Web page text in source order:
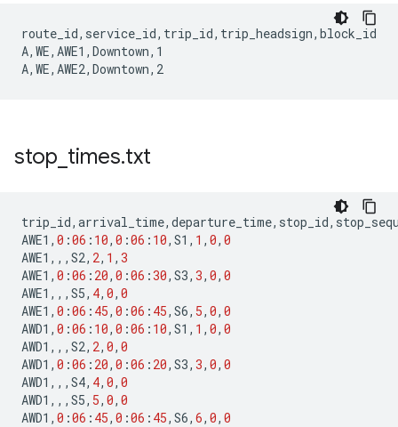
route_id,service_id,trip_id,trip_headsign,block_id
A,WE,AWE1,Downtown,1
stop times.txt
trip_id, arrival_time, departure_time, stop_id,
AWE1 , 0 :06 : 10, 0 :06 : 10, S1 , 1 , 0, 0
AWE1 ,,, S2, 2, 1 , 3
AWE1 , 0 :06 : 20, 0 :06 :30, S3, 3, 0, 0
AWE1 ,,, S5, 4, 0, 0
AWE1 , 0 :06 : 45, 0 :06 : 45, S6, 5, 0, 0
AWD1 , 0 :06 : 10, 0 :06 : 10, S1 , 1 , 0, 0
AWD1 ,,, S2, 2, 0, 0
AWD1 , 0 :06 : 20, 0 :06 : 20, S3, 3, 0, 0
AWD1 ,,, S4, 4, 0, 0
AWD1 ,,, S5, 5, 0, 0
AWD1 , 0 :06 : 45, 0 :06 : 45, S6, 6, 0, 0